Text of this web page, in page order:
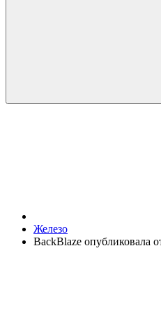
Железо
BackBlaze опубликовала